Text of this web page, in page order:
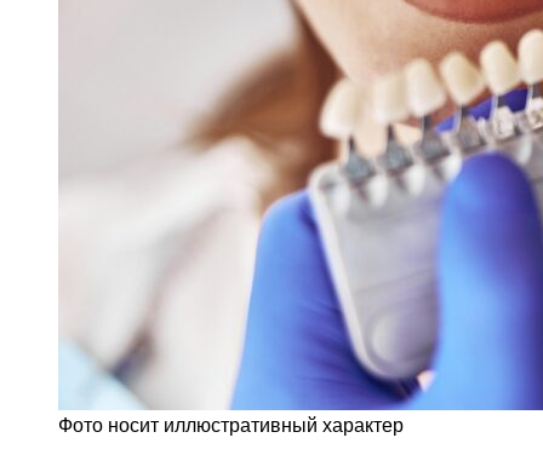
Фото носит иллюстративный характер